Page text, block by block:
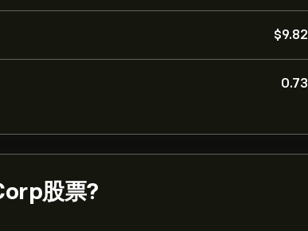
‎$‎9.82
0.73
股票?